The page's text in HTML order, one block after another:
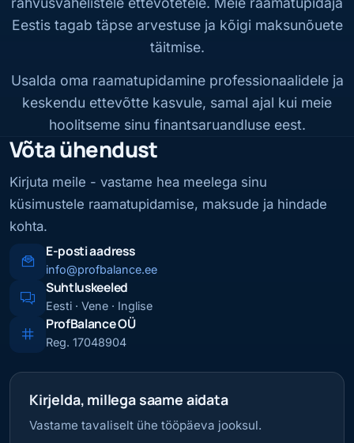
Eestistagab täpse arvestuse ja kõigi maksunõuete
täitmise.
Usalda oma raamatupidamine professionaalidele ja
keskendu ettevõtte kasvule, samal ajal kui meie
hoolitseme sinu finantsaruandluse eest.
Võta ühendust
Kirjuta meile - vastame hea meelega sinu
küsimustele raamatupidamise, maksude ja hindade
kohta.
E-posti aadress
info@profbalance.ee
Suhtluskeeled
Eesti · Vene · Inglise
ProfBalance OÜ
Reg. 17048904
Kirjelda, millega saame aidata
Vastame tavaliselt ühe tööpäeva jooksul.